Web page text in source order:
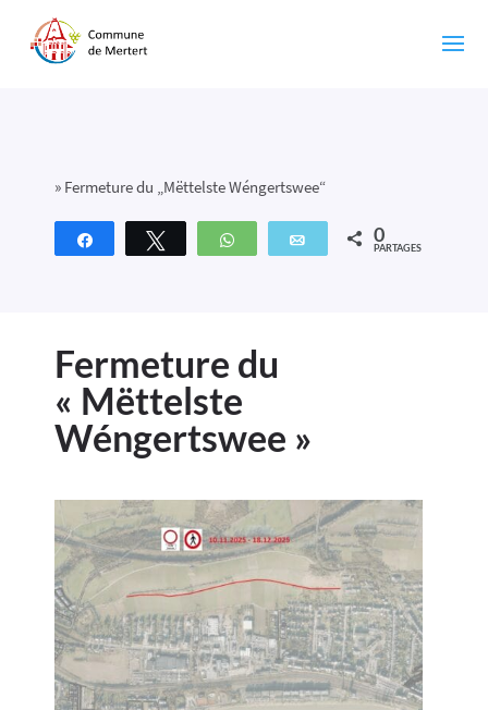
» Fermeture du „Mëttelste Wéngertswee“
Partagez Tweetez WhatsApp Email 0
PARTAGES
Fermeture du
« Mëttelste
Wéngertswee »